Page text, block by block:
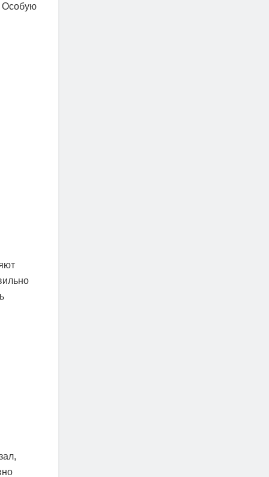
Особую